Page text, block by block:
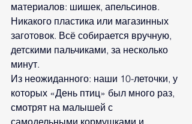
материалов: шишек, апельсинов.
Никакого пластика или магазинных
заготовок. Всё собирается вручную,
детскими пальчиками, за несколько
минут.
Из неожиданного: наши 10-леточки, у
которых «День птиц» был много раз,
смотрят на малышей с
самодельными кормушками и